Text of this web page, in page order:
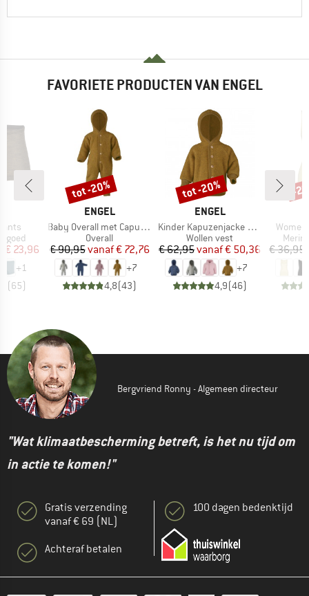
FAVORIETE PRODUCTEN VAN ENGEL
prijs
€ 23,96
+1
(65)
MERK
ENGEL
Artikel
Baby Overall met Capuchon
Productgroep
Overall
Prijs
€ 90,95 Verlaagde prijs
vanaf€ 72,76
+7
4,8(43)
Korting
tot -20%
MERK
ENGEL
Artikel
Kinder Kapuzenjacke mit Holzknöpfen
Productgroep
Wollen vest
Prijs
€ 62,95 Verlaagde prijs
vanaf€ 50,36
+7
4,9(46)
Korting
tot -20%
Artikel
€ 36,95
-
Bergvriend Ronny - Algemeen directeur
"Wat klimaatbescherming betreft, is het nu tijd om
in actie te komen!"
Gratis verzending
vanaf € 69 (NL)
Achteraf betalen
100 dagen bedenktijd